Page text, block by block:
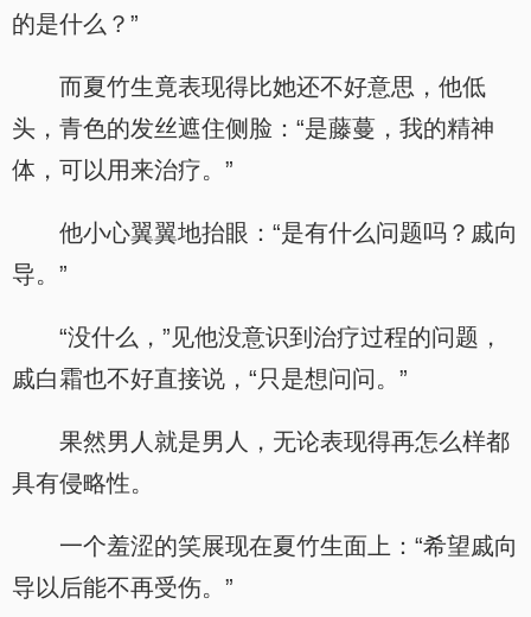
的是什么？”
而夏竹生竟表现得比她还不好意思，他低
头，青色的发丝遮住侧脸：“是藤蔓，我的精神
体，可以用来治疗。”
他小心翼翼地抬眼：“是有什么问题吗？戚向
导。”
“没什么，”见他没意识到治疗过程的问题，
戚白霜也不好直接说，“只是想问问。”
果然男人就是男人，无论表现得再怎么样都
具有侵略性。
一个羞涩的笑展现在夏竹生面上：“希望戚向
导以后能不再受伤。”